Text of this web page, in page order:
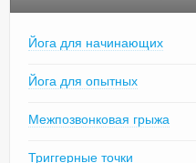
Йога для начинающих
Йога для опытных
Межпозвонковая грыжа
Триггерные точки